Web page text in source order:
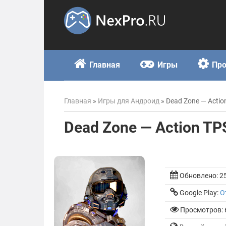
Главная Игры
Главная » Игры для Андроид » Dead Zone —
Dead Zone — Action
Обновлено:
Google Play:
Просмотров: